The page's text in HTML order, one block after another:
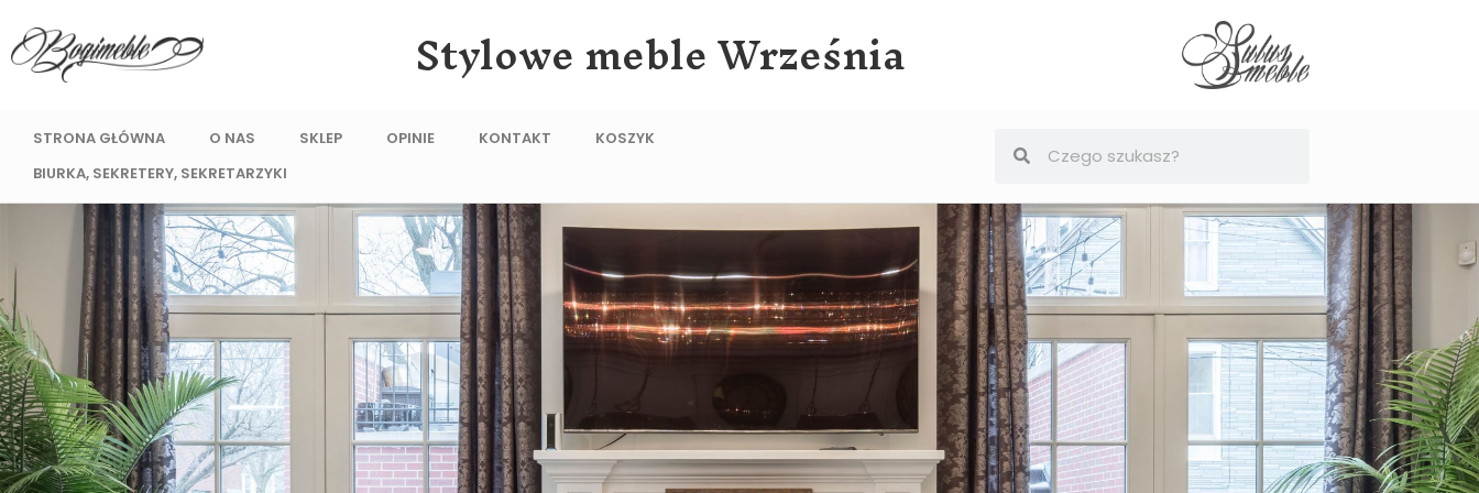
Stylowe meble Września
STRONA GŁÓWNA O NAS SKLEP OPINIE KONTAKT
KOSZYK
BIURKA, SEKRETERY, SEKRETARZYKI